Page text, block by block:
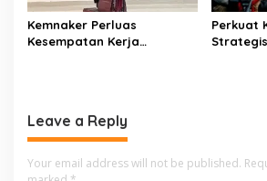
Kemnaker Perluas
Kesempatan Kerja
Perkuat
Leave a Reply
Your email address will not be published.